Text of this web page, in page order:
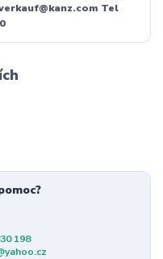
Tel
198